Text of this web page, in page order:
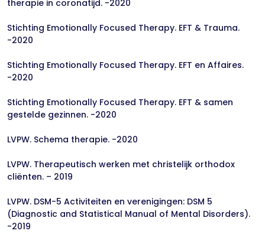
therapie in coronatijd. -2020
Stichting Emotionally Focused Therapy. EFT & Trauma.
-2020
Stichting Emotionally Focused Therapy. EFT en Affaires.
-2020
Stichting Emotionally Focused Therapy. EFT & samen
gestelde gezinnen. -2020
LVPW. Schema therapie. -2020
LVPW. Therapeutisch werken met christelijk orthodox
cliënten. – 2019
LVPW. DSM-5 Activiteiten en verenigingen: DSM 5
(Diagnostic and Statistical Manual of Mental Disorders).
-2019